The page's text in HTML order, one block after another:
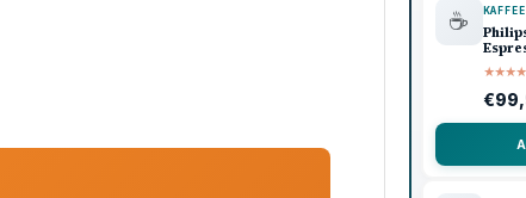
☕ KAFFEE
★★★★